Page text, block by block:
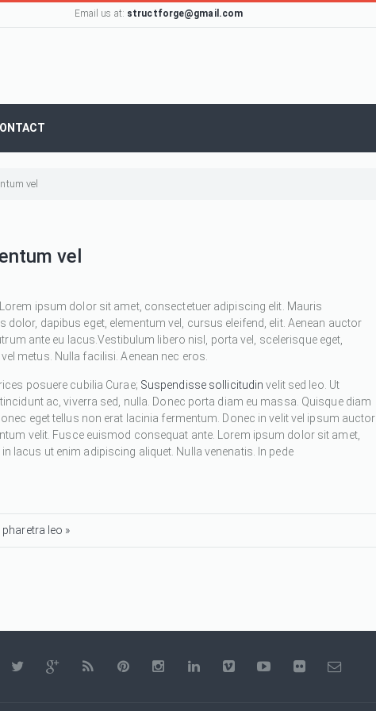
Email us at: structforge@gmail.com
vel
vel
ipsum dolor sit amet, consectetuer adipiscing elit. Mauris
dolor, dapibus eget, elementum vel, cursus eleifend, elit. Aenean auctor
ante eu lacus.Vestibulum libero nisl, porta vel, scelerisque eget,
metus. Nulla facilisi. Aenean nec eros.
posuere cubilia Curae; Suspendisse sollicitudin velit sed leo. Ut
ac, viverra sed, nulla. Donec porta diam eu massa. Quisque diam
eget tellus non erat lacinia fermentum. Donec in velit vel ipsum auctor
velit. Fusce euismod consequat ante. Lorem ipsum dolor sit amet,
lacus ut enim adipiscing aliquet. Nulla venenatis. In pede
leo »